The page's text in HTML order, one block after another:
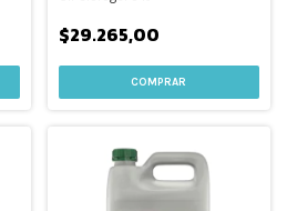
$29.265,00